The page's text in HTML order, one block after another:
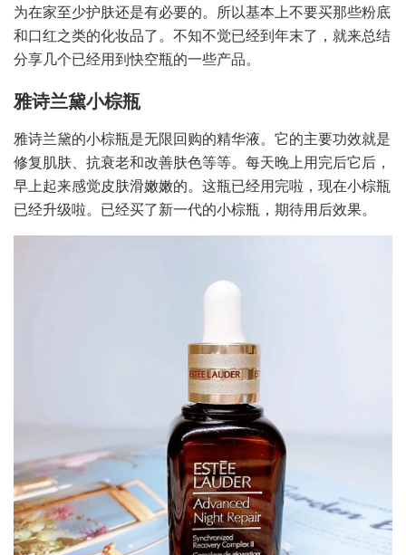
为在家至少护肤还是有必要的。所以基本上不要买那些粉底
和口红之类的化妆品了。不知不觉已经到年末了，就来总结
分享几个已经用到快空瓶的一些产品。
雅诗兰黛小棕瓶
雅诗兰黛的小棕瓶是无限回购的精华液。它的主要功效就是
修复肌肤、抗衰老和改善肤色等等。每天晚上用完后它后，
早上起来感觉皮肤滑嫩嫩的。这瓶已经用完啦，现在小棕瓶
已经升级啦。已经买了新一代的小棕瓶，期待用后效果。